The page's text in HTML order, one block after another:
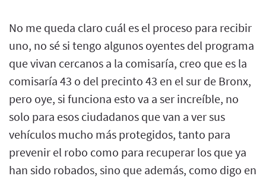
No me queda claro cuál es el proceso para recibir
uno, no sé si tengo algunos oyentes del programa
que vivan cercanos a la comisaría, creo que es la
comisaría 43 o del precinto 43 en el sur de Bronx,
pero oye, si funciona esto va a ser increíble, no
solo para esos ciudadanos que van a ver sus
vehículos mucho más protegidos, tanto para
prevenir el robo como para recuperar los que ya
han sido robados, sino que además, como digo en